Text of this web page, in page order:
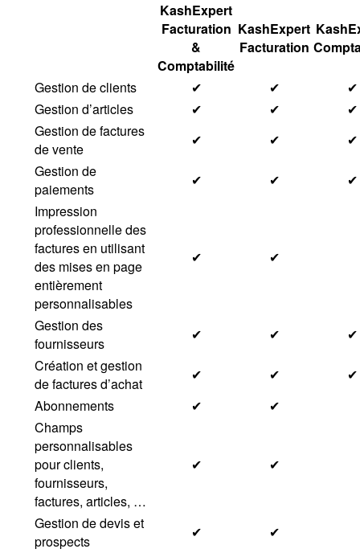
KashExpert
Facturation
&
Comptabilité
KashExpert
Facturation
Gestion de clients ✔ ✔
✔
Gestion d’articles
✔ ✔
✔
Gestion de factures
de vente
✔ ✔
✔
Gestion de
paiements
✔ ✔
✔
Impression
professionnelle des
factures en utilisant
des mises en page
entièrement
personnalisables
✔ ✔
Gestion des
fournisseurs
✔ ✔
✔
Création et gestion
de factures d’achat
✔ ✔
✔
Abonnements
✔
✔
Champs
personnalisables
pour clients,
fournisseurs,
factures, articles, …
✔ ✔
Gestion de devis et
prospects
✔
✔